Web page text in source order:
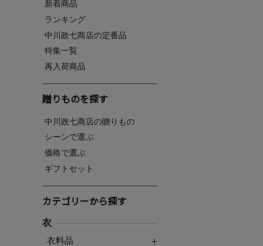
新着商品
ランキング
中川政七商店の定番品
特集一覧
再入荷商品
贈りものを探す
中川政七商店の贈りもの
シーンで選ぶ
価格で選ぶ
ギフトセット
カテゴリーから探す
衣
衣料品